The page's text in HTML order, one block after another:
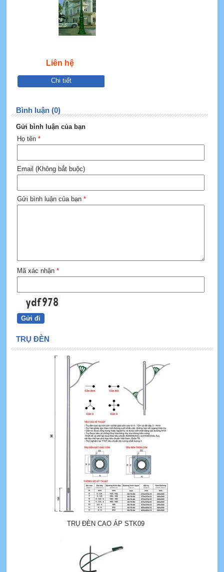
Liên hệ
Chi tiết
Bình luận (0)
Gửi bình luận của bạn
Họ tên *
Email (Không bắt buộc)
Gửi bình luận của bạn *
Mã xác nhận *
TRỤ ĐÈN
TRỤ ĐÈN CAO ÁP STK09